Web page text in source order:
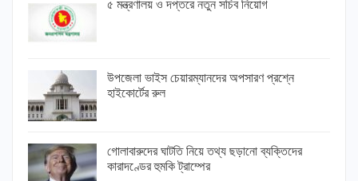
৫ মন্ত্রণালয় ও দপ্তরে নতুন সচিব নিয়োগ
উপজেলা ভাইস চেয়ারম্যানদের অপসারণ প্রশ্নে
হাইকোর্টের রুল
গোলাবারুদের ঘাটতি নিয়ে তথ্য ছড়ানো ব্যক্তিদের
কারাদণ্ডের হুমকি ট্রাম্পের